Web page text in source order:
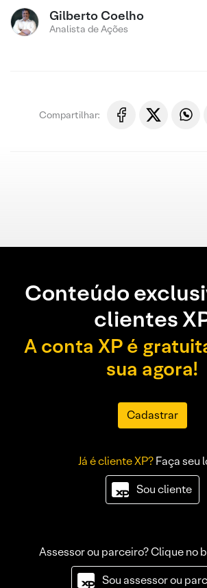
Gilberto Coelho
Analista de Ações
Compartilhar:
Conteúdo
clientes
A conta XP é
sua agora!
Cadastrar
Já é cliente XP?Faça seu
Sou cliente
Assessor ou parceiro? Clique no
Sou assessor ou